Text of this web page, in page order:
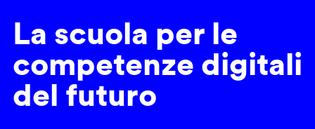
La scuola per le
competenze digitali
del futuro